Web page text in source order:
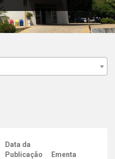
Data da
Publicação
Ementa